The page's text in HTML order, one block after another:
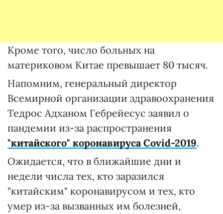
Кроме того, число больных на
материковом Китае превышает 80 тысяч.
Напомним, генеральный директор
Всемирной организации здравоохранения
Тедрос Адханом Гебрейесус заявил о
пандемии из-за распространения
"китайского" коронавируса Covid-2019.
Ожидается, что в ближайшие дни и
недели числа тех, кто заразился
"китайским" коронавирусом и тех, кто
умер из-за вызванных им болезней,